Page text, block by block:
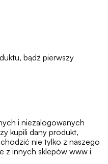
bądź pierwszy
i niezalogowanych
kupili dany produkt,
nie tylko z naszego
z innych sklepów www i